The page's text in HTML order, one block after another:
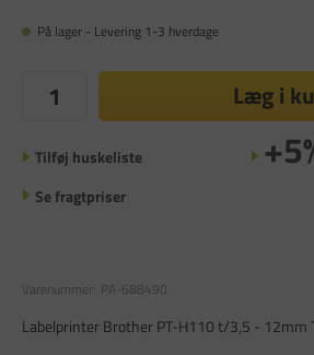
På lager - Levering 1-3 hverdage
Læg i
Tilføj huskeliste
Se fragtpriser
Varenummer: PA-688490
Labelprinter Brother PT-H110 t/3,5 - 12mm